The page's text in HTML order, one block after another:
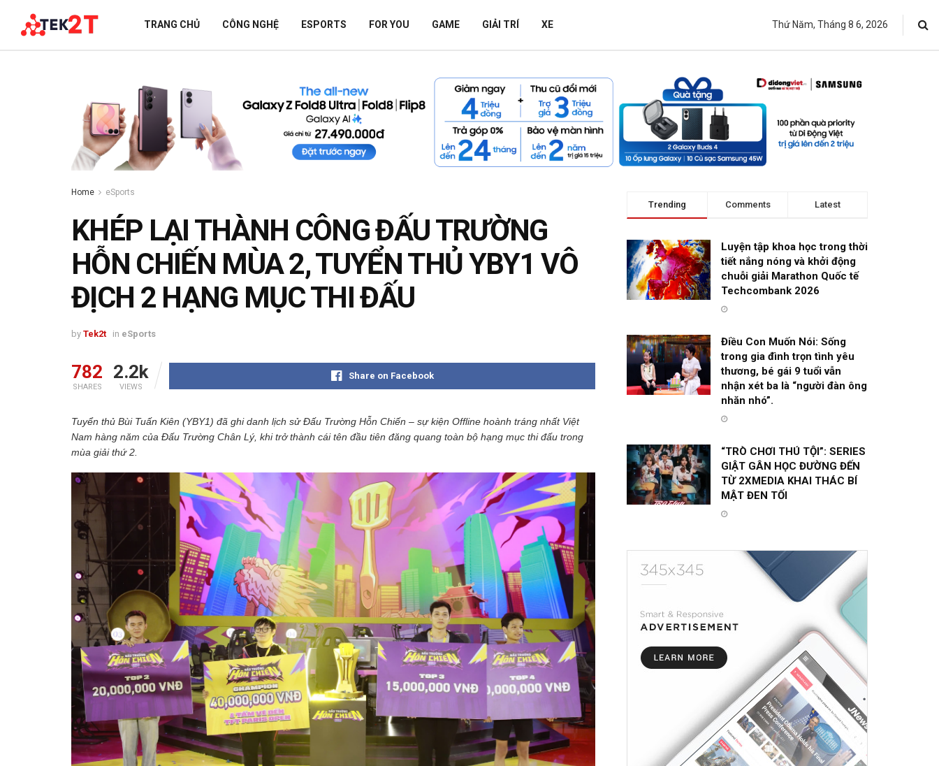
TRANG CHỦ CÔNG NGHỆ ESPORTS FOR YOU GAME GIẢI TRÍ XE Thứ Năm, Tháng 8 6, 2026
Home eSports
KHÉP LẠI THÀNH CÔNG ĐẤU TRƯỜNG
HỖN CHIẾN MÙA 2, TUYỂN THỦ YBY1 VÔ
ĐỊCH 2 HẠNG MỤC THI ĐẤU
by Tek2t in eSports
782
SHARES
2.2k
VIEWS
Share on Facebook
Tuyển thủ Bùi Tuấn Kiên (YBY1) đã ghi danh lịch sử Đấu Trường Hỗn Chiến – sự kiện Offline hoành tráng nhất Việt
Nam hàng năm của Đấu Trường Chân Lý, khi trở thành cái tên đầu tiên đăng quang toàn bộ hạng mục thi đấu trong
mùa giải thứ 2.
Trending Comments Latest
Luyện tập khoa học trong thời
tiết nắng nóng và khởi động
chuỗi giải Marathon Quốc tế
Techcombank 2026
Điều Con Muốn Nói: Sống
trong gia đình trọn tình yêu
thương, bé gái 9 tuổi vẫn
nhận xét ba là “người đàn ông
nhăn nhó”.
“TRÒ CHƠI THÚ TỘI”: SERIES
GIẬT GÂN HỌC ĐƯỜNG ĐẾN
TỪ 2XMEDIA KHAI THÁC BÍ
MẬT ĐEN TỐI